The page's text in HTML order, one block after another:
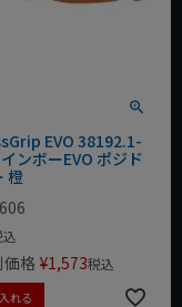
EVO 38192.1-
ンボーEVO ポジド
橙
価格 ¥1,573税込
れる